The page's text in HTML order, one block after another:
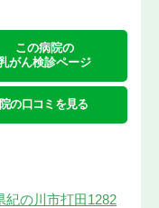
この病院の
がん検診ページ
の口コミを見る
紀の川市打田1282